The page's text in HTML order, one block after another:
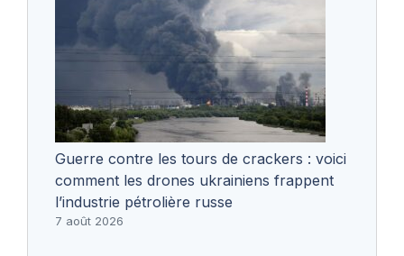
Guerre contre les tours de crackers : voici
comment les drones ukrainiens frappent
l’industrie pétrolière russe
7 août 2026